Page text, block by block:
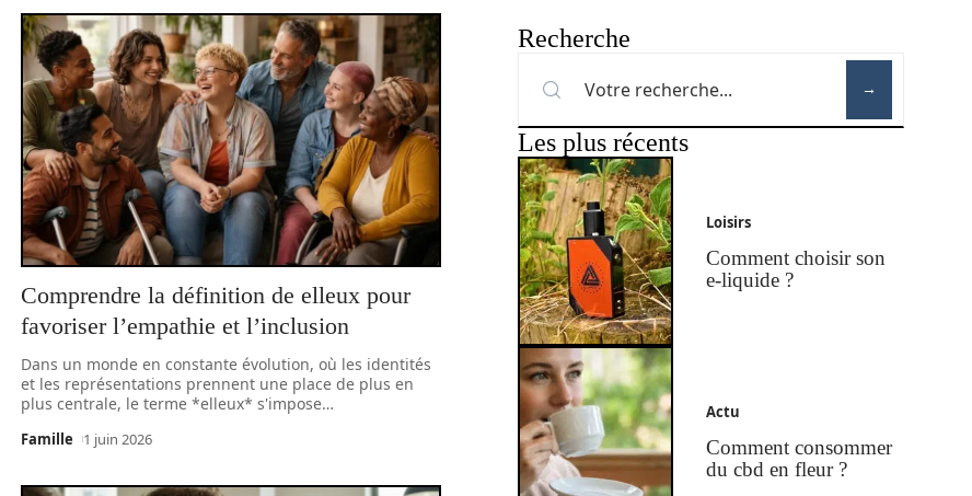
Comprendre la définition de elleux pour
favoriser l’empathie et l’inclusion
Dans un monde en constante évolution, où les identités
et les représentations prennent une place de plus en
plus centrale, le terme *elleux* s'impose…
Famille 1 juin 2026
Recherche
Les plus récents
Loisirs
Comment choisir son
e-liquide ?
Actu
Comment consommer
du cbd en fleur ?